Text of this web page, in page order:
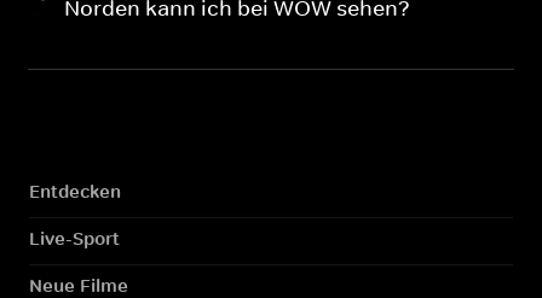
Norden kann ich bei WOW sehen?
Entdecken
Live-Sport
Neue Filme